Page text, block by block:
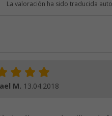
La valoración ha sido traducida
M. 13.04.2018